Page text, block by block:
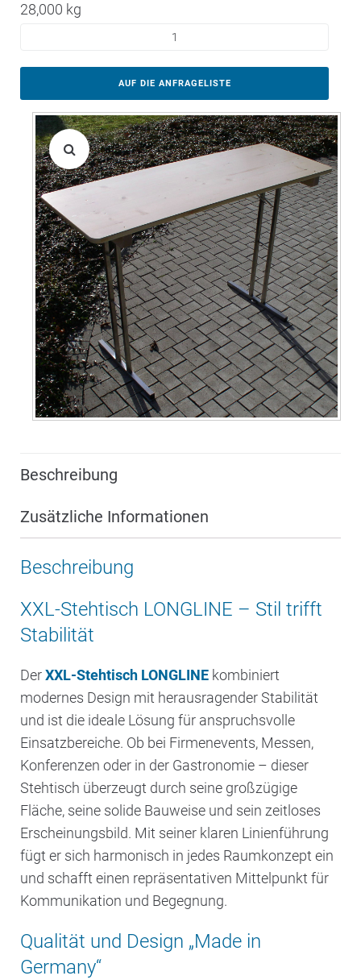
28,000 kg
AUF DIE ANFRAGELISTE
Beschreibung
Zusätzliche Informationen
Beschreibung
XXL-Stehtisch LONGLINE – Stil trifft
Stabilität
DerXXL-Stehtisch LONGLINE kombiniert
modernes Design mit herausragender Stabilität
und ist die ideale Lösung für anspruchsvolle
Einsatzbereiche. Ob bei Firmenevents, Messen,
Konferenzen oder in der Gastronomie – dieser
Stehtisch überzeugt durch seine großzügige
Fläche, seine solide Bauweise und sein zeitloses
Erscheinungsbild. Mit seiner klaren Linienführung
fügt er sich harmonisch in jedes Raumkonzept ein
und schafft einen repräsentativen Mittelpunkt für
Kommunikation und Begegnung.
Qualität und Design „Made in
Germany“